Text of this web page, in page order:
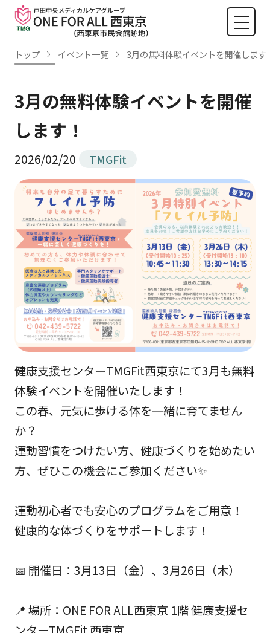
トップ イベント一覧 3月の無料体験イベントを開催します
3月の無料体験イベントを開催
します！
2026/02/20 TMGFit
健康支援センターTMGFit西東京にて3月も無料
体験イベントを開催いたします！
この春、元気に歩ける体を一緒に育てません
か？
運動習慣をつけたい方、健康づくりを始めたい
方、ぜひこの機会にご参加ください✨
運動初心者でも安心のプログラムをご用意！
健康的な体づくりをサポートします！
📅 開催日：3月13日（金）、3月26日（木）
📍 場所：ONE FOR ALL西東京 1階 健康支援セ